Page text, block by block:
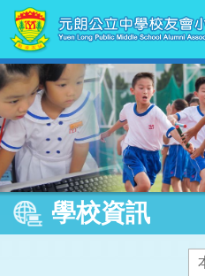
學校資訊